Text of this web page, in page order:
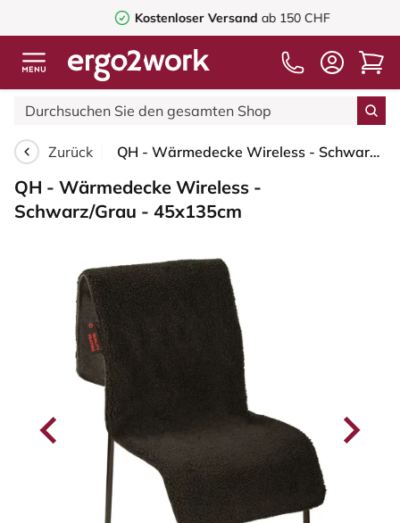
Kostenloser Versandab 150 CHF
Zurück QH - Wärmedecke Wireless - Schwarz/Grau - 45x135cm
QH - Wärmedecke Wireless -
Schwarz/Grau - 45x135cm